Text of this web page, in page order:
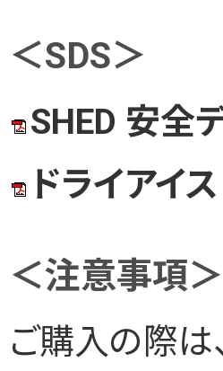
＜SDS＞
SHED 安全
ドライアイス
＜注意事項＞
ご購入の際は